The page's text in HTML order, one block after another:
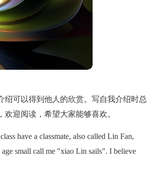
可以得到他人的欣赏。写自我介绍时总
迎阅读，希望大家能够喜欢。
have a classmate, also called Lin Fan,
age small call me "xiao Lin sails". I believe